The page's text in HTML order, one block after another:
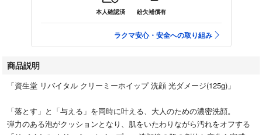
本人確認済 紛失補償有
ラクマ安心・安全への取り組み
商品説明
「資生堂 リバイタル クリーミーホイップ 洗顔 光ダメージ(125g)」
「落とす」と「与える」を同時に叶える、大人のための濃密洗顔。
弾力のある泡がクッションとなり、肌をいたわりながら汚れをオフする